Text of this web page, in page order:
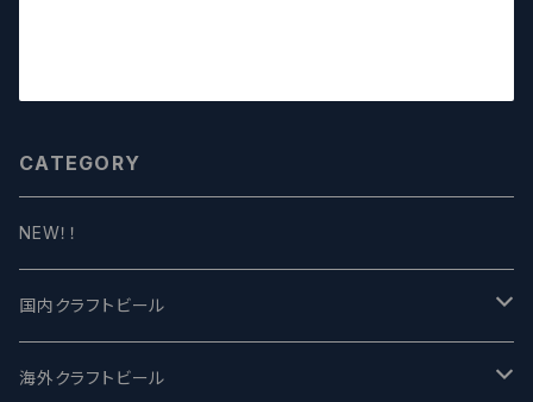
CATEGORY
NEW！！
国内クラフトビール
UCHU BREWING -うちゅうブルーイング
海外クラフトビール